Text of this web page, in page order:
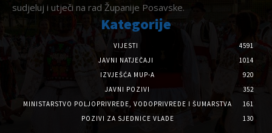
sudjeluj i utječi na rad Županije Posavske.
Kategorije
VIJESTI
4591
JAVNI NATJEČAJI
1014
IZVJEŠĆA MUP-A
920
JAVNI POZIVI
352
MINISTARSTVO POLJOPRIVREDE, VODOPRIVREDE I ŠUMARSTVA
161
POZIVI ZA SJEDNICE VLADE
130